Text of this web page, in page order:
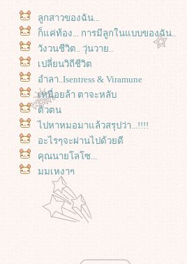
ลูกสาวของฉัน...
ก็แค่ท้อง... การมีลูกในแบบของฉัน..
วังวนชีวิต.. วุ่นวาย..
เปลี่ยนวิถีชีวิต
อำลา..Isentress & Viramune
เหนื่อยล้า ตาจะหลับ
ตัวตน
ไปหาหมอมาแล้วสรุปว่า...!!!!
อะไรๆจะผ่านไปด้วยดี
คุณนายโลโซ...
มุมเหงาๆ
อยากโลว์เทคบ้าง นี่เราแปลก
ประหลาดมากไปมั้ย??
วันเสาร์....วันเหงา